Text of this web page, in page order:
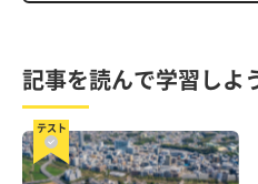
記事を読んで学習しよ
テスト